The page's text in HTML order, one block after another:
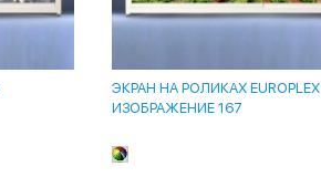
ЭКРАН НА РОЛИКАХ EUROPLEX
ИЗОБРАЖЕНИЕ 167